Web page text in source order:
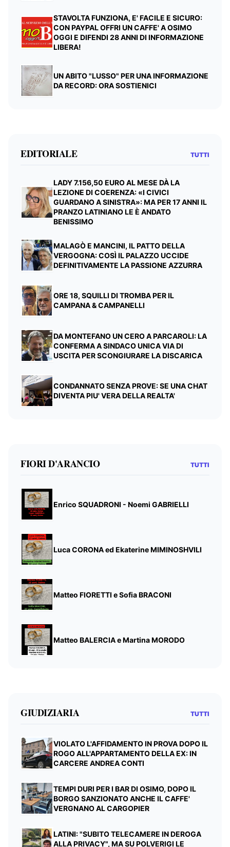
STAVOLTA FUNZIONA, E' FACILE E SICURO:
CON PAYPAL OFFRI UN CAFFE' A OSIMO
OGGI E DIFENDI 28 ANNI DI INFORMAZIONE
LIBERA!
UN ABITO "LUSSO" PER UNA INFORMAZIONE
DA RECORD: ORA SOSTIENICI
EDITORIALE TUTTI
LADY 7.156,50 EURO AL MESE DÀ LA
LEZIONE DI COERENZA: «I CIVICI
GUARDANO A SINISTRA»: MA PER 17 ANNI IL
PRANZO LATINIANO LE È ANDATO
BENISSIMO
MALAGÒ E MANCINI, IL PATTO DELLA
VERGOGNA: COSÌ IL PALAZZO UCCIDE
DEFINITIVAMENTE LA PASSIONE AZZURRA
ORE 18, SQUILLI DI TROMBA PER IL
CAMPANA & CAMPANELLI
DA MONTEFANO UN CERO A PARCAROLI: LA
CONFERMA A SINDACO UNICA VIA DI
USCITA PER SCONGIURARE LA DISCARICA
CONDANNATO SENZA PROVE: SE UNA CHAT
DIVENTA PIU' VERA DELLA REALTA'
FIORI D'ARANCIO TUTTI
Enrico SQUADRONI - Noemi GABRIELLI
Luca CORONA ed Ekaterine MIMINOSHVILI
Matteo FIORETTI e Sofia BRACONI
Matteo BALERCIA e Martina MORODO
GIUDIZIARIA TUTTI
VIOLATO L'AFFIDAMENTO IN PROVA DOPO IL
ROGO ALL'APPARTAMENTO DELLA EX: IN
CARCERE ANDREA CONTI
TEMPI DURI PER I BAR DI OSIMO, DOPO IL
BORGO SANZIONATO ANCHE IL CAFFE'
VERGNANO AL CARGOPIER
LATINI: "SUBITO TELECAMERE IN DEROGA
ALLA PRIVACY", MA SU POLVERIGI LE